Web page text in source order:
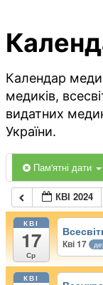
Календар
медиків,
видатних
України.
Пам'ятні дати
КВІ 2024
КВІ
17
Ср
Кві 17
КВІ